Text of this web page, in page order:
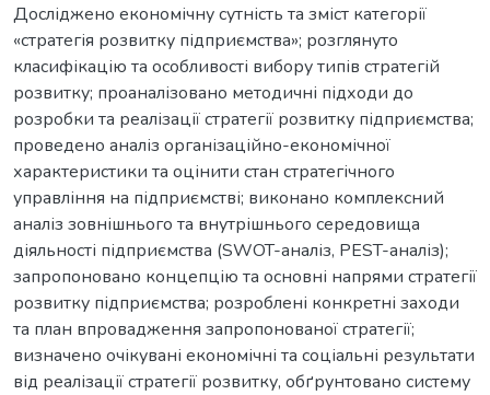
Досліджено економічну сутність та зміст категорії
«стратегія розвитку підприємства»; розглянуто
класифікацію та особливості вибору типів стратегій
розвитку; проаналізовано методичні підходи до
розробки та реалізації стратегії розвитку підприємства;
проведено аналіз організаційно-економічної
характеристики та оцінити стан стратегічного
управління на підприємстві; виконано комплексний
аналіз зовнішнього та внутрішнього середовища
діяльності підприємства (SWOT-аналіз, PEST-аналіз);
запропоновано концепцію та основні напрями стратегії
розвитку підприємства; розроблені конкретні заходи
та план впровадження запропонованої стратегії;
визначено очікувані економічні та соціальні результати
від реалізації стратегії розвитку, обґрунтовано систему